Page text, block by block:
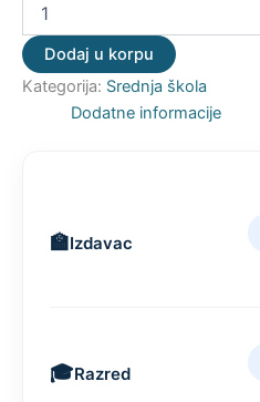
Dodaj u korpu
Kategorija: Srednja škola
Dodatne informacije
Izdavac
Razred